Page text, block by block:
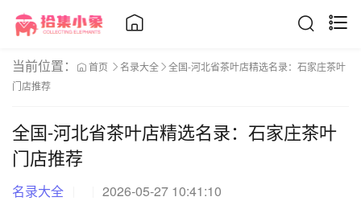
当前位置： 首页 名录大全
全国-河北省茶叶店精选名录：石家庄茶叶
门店推荐
全国-河北省茶叶店精选名录：石家庄茶叶
门店推荐
名录大全 2026-05-27 10:41:10